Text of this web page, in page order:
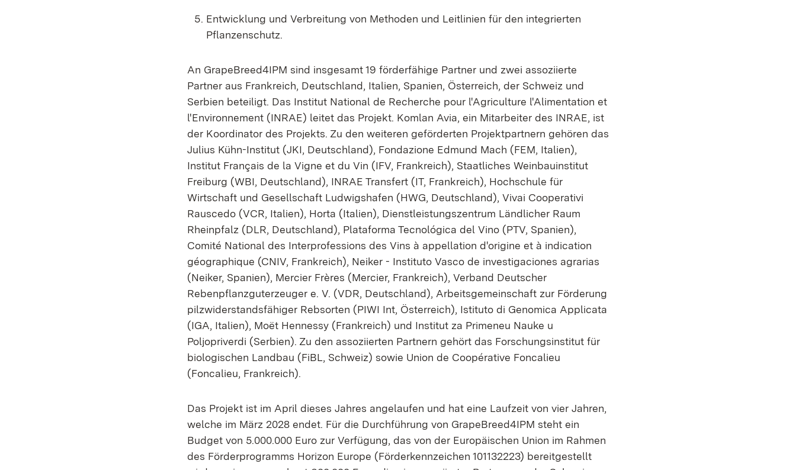
Entwicklung und Verbreitung von Methoden und Leitlinien für den integrierten
Pflanzenschutz.
An GrapeBreed4IPM sind insgesamt 19 förderfähige Partner und zwei assoziierte
Partner aus Frankreich, Deutschland, Italien, Spanien, Österreich, der Schweiz und
Serbien beteiligt. Das Institut National de Recherche pour l'Agriculture l'Alimentation et
l'Environnement (INRAE) leitet das Projekt. Komlan Avia, ein Mitarbeiter des INRAE, ist
der Koordinator des Projekts. Zu den weiteren geförderten Projektpartnern gehören das
Julius Kühn-Institut (JKI, Deutschland), Fondazione Edmund Mach (FEM, Italien),
Institut Français de la Vigne et du Vin (IFV, Frankreich), Staatliches Weinbauinstitut
Freiburg (WBI, Deutschland), INRAE Transfert (IT, Frankreich), Hochschule für
Wirtschaft und Gesellschaft Ludwigshafen (HWG, Deutschland), Vivai Cooperativi
Rauscedo (VCR, Italien), Horta (Italien), Dienstleistungszentrum Ländlicher Raum
Rheinpfalz (DLR, Deutschland), Plataforma Tecnológica del Vino (PTV, Spanien),
Comité National des Interprofessions des Vins à appellation d'origine et à indication
géographique (CNIV, Frankreich), Neiker - Instituto Vasco de investigaciones agrarias
(Neiker, Spanien), Mercier Frères (Mercier, Frankreich), Verband Deutscher
Rebenpflanzguterzeuger e. V. (VDR, Deutschland), Arbeitsgemeinschaft zur Förderung
pilzwiderstandsfähiger Rebsorten (PIWI Int, Österreich), Istituto di Genomica Applicata
(IGA, Italien), Moët Hennessy (Frankreich) und Institut za Primeneu Nauke u
Poljopriverdi (Serbien). Zu den assoziierten Partnern gehört das Forschungsinstitut für
biologischen Landbau (FiBL, Schweiz) sowie Union de Coopérative Foncalieu
(Foncalieu, Frankreich).
Das Projekt ist im April dieses Jahres angelaufen und hat eine Laufzeit von vier Jahren,
welche im März 2028 endet. Für die Durchführung von GrapeBreed4IPM steht ein
Budget von 5.000.000 Euro zur Verfügung, das von der Europäischen Union im Rahmen
des Förderprogramms Horizon Europe (Förderkennzeichen 101132223) bereitgestellt